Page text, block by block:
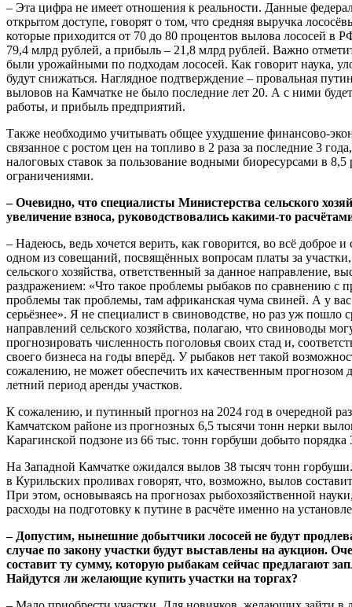
– Эта цифра не имеет отношения к реальности. Данные
открытом доступе, говорят о том, что средняя выручка
которые приходится от 70 до 80 процентов вылова лососей в
79,4 млрд рублей, а прибыль – 21,8 млрд рублей. Важно
были урожайными по подходам лососей. Как говорит наука,
будут снижаться. Наглядное подтверждение – провальная
выловов на Камчатке не было последние лет 20. А с ними
работы, и прибыль предприятий.
Также необходимо учитывать общее ухудшение финансово-
связанное с ростом цен на топливо в 2 раза за последние 3
налоговых ставок за пользование водными биоресурсами в
ограничениями.
– Очевидно, что специалисты Министерства сельского
увеличение взноса, руководствовались какими-то
– Надеюсь, ведь хочется верить, как говорится, во всё доброе
одном из совещаний, посвящённых вопросам платы за участки,
сельского хозяйства, ответственный за данное направление,
раздражением: «Что такое проблемы рыбаков по сравнению с
проблемы так проблемы, там африканская чума свиней. А у
серьёзнее». Я не специалист в свиноводстве, но раз уж пошло
направлений сельского хозяйства, полагаю, что свиноводы
прогнозировать численность поголовья своих стад и,
своего бизнеса на годы вперёд. У рыбаков нет такой
сожалению, не может обеспечить их качественным прогнозом
летний период аренды участков.
К сожалению, и путинный прогноз на 2024 год в очередной
Камчатском районе из прогнозных 6,5 тысячи тонн нерки
Карагинской подзоне из 66 тыс. тонн горбуши добыто порядка
На Западной Камчатке ожидался вылов 38 тысяч тонн
в Курильских проливах говорят, что, возможно, вылов
При этом, основываясь на прогнозах рыбохозяйственной
расходы на подготовку к путине в расчёте именно на
– Допустим, нынешние добытчики лососей не будут
случае по закону участки будут выставлены на аукцион.
составит ту сумму, которую рыбакам сейчас предлагают
Найдутся ли желающие купить участки на торгах?